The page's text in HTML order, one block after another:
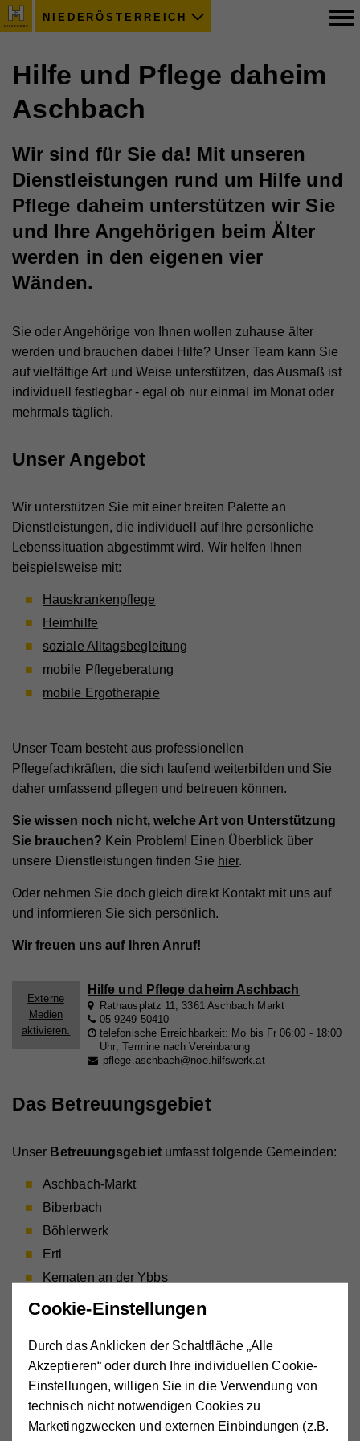
NIEDERÖSTERREICH
Hilfe und Pflege daheim
Aschbach
Wir sind für Sie da! Mit unseren
Dienstleistungen rund um Hilfe und
Pflege daheim unterstützen wir Sie
und Ihre Angehörigen beim Älter
werden in den eigenen vier
Wänden.
Sie oder Angehörige von Ihnen wollen zuhause älter
werden und brauchen dabei Hilfe? Unser Team kann Sie
auf vielfältige Art und Weise unterstützen, das Ausmaß ist
individuell festlegbar - egal ob nur einmal im Monat oder
mehrmals täglich.
Unser Angebot
Wir unterstützen Sie mit einer breiten Palette an
Dienstleistungen, die individuell auf Ihre persönliche
Lebenssituation abgestimmt wird. Wir helfen Ihnen
beispielsweise mit:
Hauskrankenpflege
Heimhilfe
soziale Alltagsbegleitung
mobile Pflegeberatung
mobile Ergotherapie
Unser Team besteht aus professionellen
Pflegefachkräften, die sich laufend weiterbilden und Sie
daher umfassend pflegen und betreuen können.
Sie wissen noch nicht, welche Art von Unterstützung
Sie brauchen? Kein Problem! Einen Überblick über
unsere Dienstleistungen finden Sie hier.
Oder nehmen Sie doch gleich direkt Kontakt mit uns auf
und informieren Sie sich persönlich.
Wir freuen uns auf Ihren Anruf!
Externe
Medien
aktivieren.
Hilfe und Pflege daheim Aschbach
Rathausplatz 11, 3361 Aschbach Markt
05 9249 50410
telefonische Erreichbarkeit: Mo bis Fr 06:00 - 18:00
Uhr; Termine nach Vereinbarung
pflege.aschbach@noe.hilfswerk.at
Das Betreuungsgebiet
Unser Betreuungsgebietumfasst folgende Gemeinden:
Aschbach-Markt
Biberbach
Böhlerwerk
Ertl
Kematen an der Ybbs
Oed-Öhling
Seitenstetten
Sonntagberg
St. Peter in der Au-Kürnberg
Waidhofen an der Ybbs
Cookie-Einstellungen
Durch das Anklicken der Schaltfläche „Alle
Akzeptieren“ oder durch Ihre individuellen Cookie-
Einstellungen, willigen Sie in die Verwendung von
technisch nicht notwendigen Cookies zu
Marketingzwecken und externen Einbindungen (z.B.